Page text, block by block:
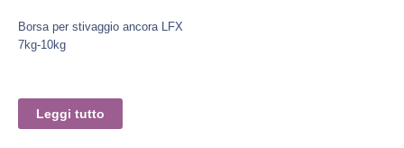
Borsa per stivaggio ancora LFX
7kg-10kg
Leggi tutto